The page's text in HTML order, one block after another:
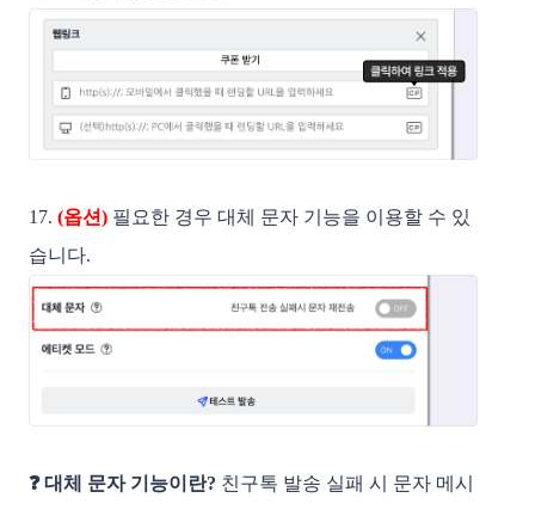
17. (옵션) 필요한 경우 대체 문자 기능을 이용할 수 있
습니다.
❓ 대체 문자 기능이란? 친구톡 발송 실패 시 문자 메시